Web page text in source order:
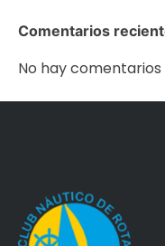
Comentarios
No hay